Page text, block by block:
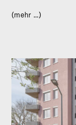
(mehr …)